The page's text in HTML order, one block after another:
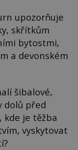
upozorňuje
skřítkům
bytostmi,
a devonském
šibalové,
dolů před
kde je těžba
vyskytovat